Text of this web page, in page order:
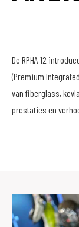
De RPHA 12
(Premium
van fiberglass,
prestaties en